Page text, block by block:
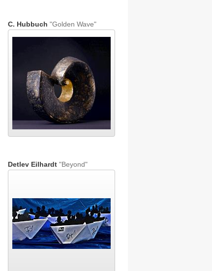
C. Hubbuch "Golden Wave"
Detlev Eilhardt"Beyond"